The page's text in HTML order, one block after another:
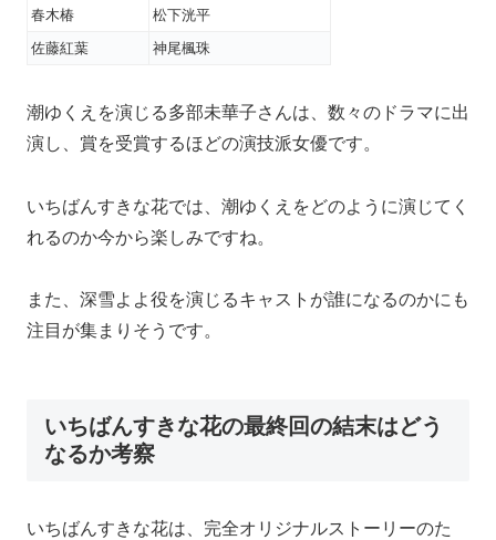
春木椿
松下洸平
佐藤紅葉
神尾楓珠
潮ゆくえを演じる多部未華子さんは、数々のドラマに出
演し、賞を受賞するほどの演技派女優です。
いちばんすきな花では、潮ゆくえをどのように演じてく
れるのか今から楽しみですね。
また、深雪よよ役を演じるキャストが誰になるのかにも
注目が集まりそうです。
いちばんすきな花の最終回の結末はどう
なるか考察
いちばんすきな花は、完全オリジナルストーリーのた